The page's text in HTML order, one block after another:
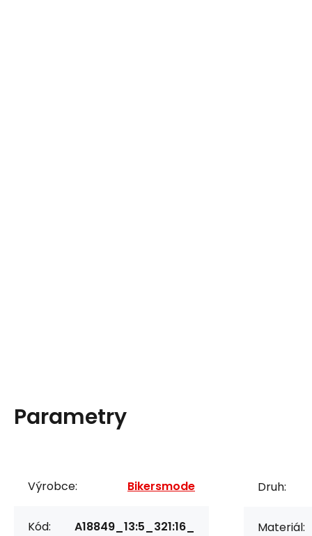
Parametry
Výrobce: Bikersmode
Kód: A18849_13:5_321:16_
Druh:
Materiál: